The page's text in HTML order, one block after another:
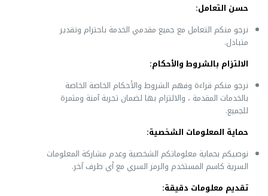
حسن التعامل:
نرجو منكم التعامل مع جميع مقدمي الخدمة باحترام وتقدير
متبادل.
الالتزام بالشروط والأحكام:
نرجو منكم قراءة وفهم الشروط والأحكام الخاصة الخاصة
بالخدمات المقدمة ، والالتزام بها لضمان تجربة آمنة ومثمرة
للجميع.
حماية المعلومات الشخصية:
نوصيكم بحماية معلوماتكم الشخصية وعدم مشاركة المعلومات
السرية كاسم المستخدم والرمز السري مع أي طرف آخر.
تقديم معلومات دقيقة: